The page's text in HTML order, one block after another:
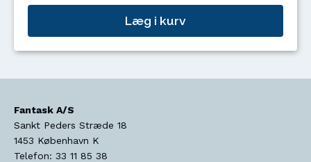
Læg i kurv
Fantask A/S
Sankt Peders Stræde 18
1453 København K
Telefon: 33 11 85 38